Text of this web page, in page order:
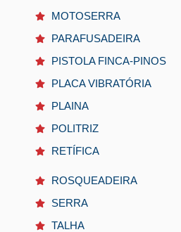
MOTOSERRA
PARAFUSADEIRA
PISTOLA FINCA-PINOS
PLACA VIBRATÓRIA
PLAINA
POLITRIZ
RETÍFICA
ROSQUEADEIRA
SERRA
TALHA